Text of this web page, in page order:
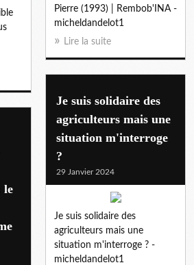
Pierre (1993) | Rembob'INA -
micheldandelot1
Lire la suite
Je suis solidaire des
agriculteurs mais une
situation m'interroge
?
29 Janvier 2024
Je suis solidaire des
agriculteurs mais une
situation m'interroge ? -
micheldandelot1
le